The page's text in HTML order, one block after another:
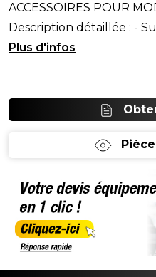
ACCESSOIRES POUR
Description détaillée : -
levage : 15 T.- Ø embout :